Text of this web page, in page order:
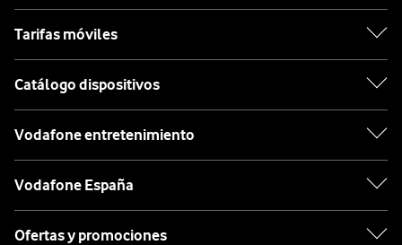
Tarifas móviles
Catálogo dispositivos
Vodafone entretenimiento
Vodafone España
Ofertas y promociones